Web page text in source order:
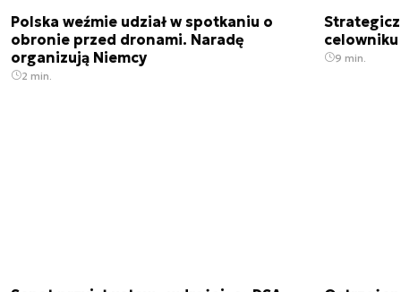
Polska weźmie udział w spotkaniu o
obronie przed dronami. Naradę
organizują Niemcy
2 min.
9 min.